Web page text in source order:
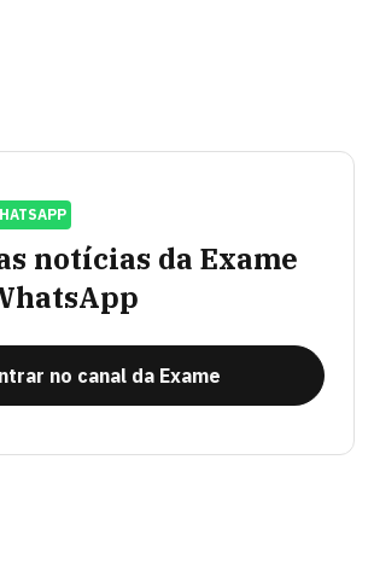
notícias da Exame
no canal da Exame